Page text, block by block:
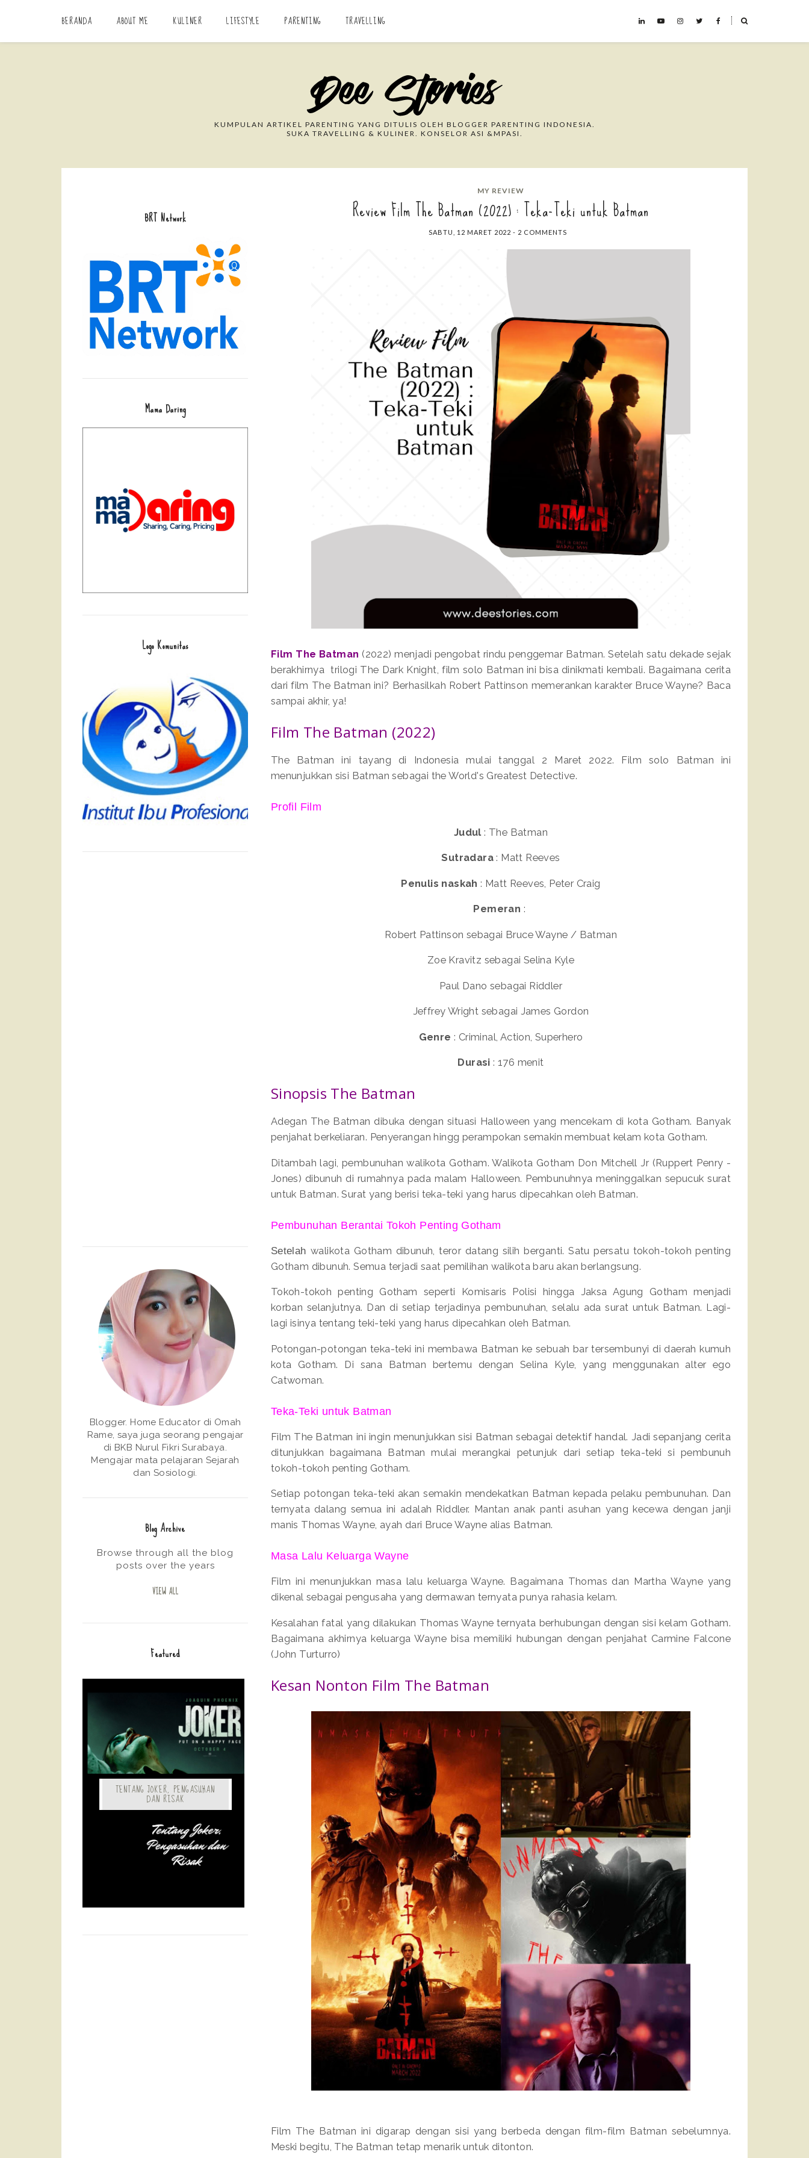
BERANDA ABOUT ME KULINER LIFESTYLE PARENTING TRAVELLING ˟
Search This Blog
KUMPULAN ARTIKEL PARENTING YANG DITULIS OLEH BLOGGER PARENTING INDONESIA.
SUKA TRAVELLING & KULINER. KONSELOR ASI &MPASI.
MY REVIEW
Review Film The Batman (2022) : Teka-Teki untuk Batman
SABTU, 12 MARET 2022 - 2 COMMENTS
Film The Batman (2022) menjadi pengobat rindu penggemar Batman. Setelah satu dekade sejak
berakhirnya trilogi The Dark Knight, film solo Batman ini bisa dinikmati kembali. Bagaimana cerita
dari film The Batman ini? Berhasilkah Robert Pattinson memerankan karakter Bruce Wayne? Baca
sampai akhir, ya!
Film The Batman (2022)
The Batman ini tayang di Indonesia mulai tanggal 2 Maret 2022. Film solo Batman ini
menunjukkan sisi Batman sebagai the World's Greatest Detective.
Profil Film
Judul: The Batman
Sutradara : Matt Reeves
Penulis naskah : Matt Reeves, Peter Craig
Pemeran :
Robert Pattinson sebagai Bruce Wayne / Batman
Zoe Kravitz sebagai Selina Kyle
Paul Dano sebagai Riddler
Jeffrey Wright sebagai James Gordon
Genre : Criminal, Action, Superhero
Durasi : 176 menit
Sinopsis The Batman
Adegan The Batman dibuka dengan situasi Halloween yang mencekam di kota Gotham. Banyak
penjahat berkeliaran. Penyerangan hingg perampokan semakin membuat kelam kota Gotham.
Ditambah lagi, pembunuhan walikota Gotham. Walikota Gotham Don Mitchell Jr (Ruppert Penry -
Jones) dibunuh di rumahnya pada malam Halloween. Pembunuhnya meninggalkan sepucuk surat
untuk Batman. Surat yang berisi teka-teki yang harus dipecahkan oleh Batman.
Pembunuhan Berantai Tokoh Penting Gotham
Setelahwalikota Gotham dibunuh, teror datang silih berganti. Satu persatu tokoh-tokoh penting
Gotham dibunuh. Semua terjadi saat pemilihan walikota baru akan berlangsung.
Tokoh-tokoh penting Gotham seperti Komisaris Polisi hingga Jaksa Agung Gotham menjadi
korban selanjutnya. Dan di setiap terjadinya pembunuhan, selalu ada surat untuk Batman. Lagi-
lagi isinya tentang teki-teki yang harus dipecahkan oleh Batman.
Potongan-potongan teka-teki ini membawa Batman ke sebuah bar tersembunyi di daerah kumuh
kota Gotham. Di sana Batman bertemu dengan Selina Kyle, yang menggunakan alter ego
Catwoman.
Teka-Teki untuk Batman
Film The Batman ini ingin menunjukkan sisi Batman sebagai detektif handal. Jadi sepanjang cerita
ditunjukkan bagaimana Batman mulai merangkai petunjuk dari setiap teka-teki si pembunuh
tokoh-tokoh penting Gotham.
Setiap potongan teka-teki akan semakin mendekatkan Batman kepada pelaku pembunuhan. Dan
ternyata dalang semua ini adalah Riddler. Mantan anak panti asuhan yang kecewa dengan janji
manis Thomas Wayne, ayah dari Bruce Wayne alias Batman.
Masa Lalu Keluarga Wayne
Film ini menunjukkan masa lalu keluarga Wayne. Bagaimana Thomas dan Martha Wayne yang
dikenal sebagai pengusaha yang dermawan ternyata punya rahasia kelam.
Kesalahan fatal yang dilakukan Thomas Wayne ternyata berhubungan dengan sisi kelam Gotham.
Bagaimana akhirnya keluarga Wayne bisa memiliki hubungan dengan penjahat Carmine Falcone
(John Turturro)
Kesan Nonton Film The Batman
Film The Batman ini digarap dengan sisi yang berbeda dengan film-film Batman sebelumnya.
Meski begitu, The Batman tetap menarik untuk ditonton.
BRT Network
Mama Daring
Logo Komunitas
Blogger. Home Educator di Omah
Rame, saya juga seorang pengajar
di BKB Nurul Fikri Surabaya.
Mengajar mata pelajaran Sejarah
dan Sosiologi.
Blog Archive
Browse through all the blog
posts over the years
VIEW ALL
Featured
TENTANG JOKER, PENGASUHAN
DAN RISAK